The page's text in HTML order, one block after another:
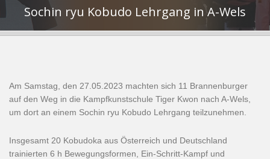
Sochin ryu Kobudo Lehrgang in A-Wels
Am Samstag, den 27.05.2023 machten sich 11 Brannenburger
auf den Weg in die Kampfkunstschule Tiger Kwon nach A-Wels,
um dort an einem Sochin ryu Kobudo Lehrgang teilzunehmen.
Insgesamt 20 Kobudoka aus Österreich und Deutschland
trainierten 6 h Bewegungsformen, Ein-Schritt-Kampf und